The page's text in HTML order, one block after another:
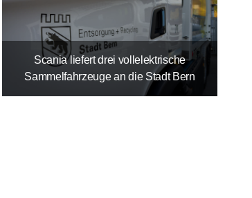
Scania liefert drei vollelektrische
Sammelfahrzeuge an die Stadt Bern